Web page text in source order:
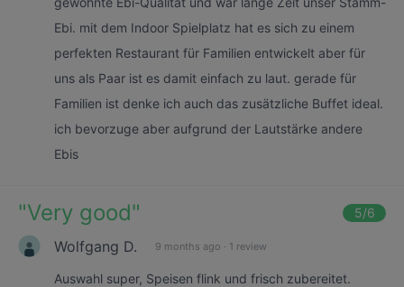
Ebi. mit dem Indoor Spielplatz hat es sich zu einem
perfekten Restaurant für Familien entwickelt aber für
uns als Paar ist es damit einfach zu laut. gerade für
Familien ist denke ich auch das zusätzliche Buffet ideal.
ich bevorzuge aber aufgrund der Lautstärke andere
Ebis
"Very good" 5/6
Wolfgang D. 9 months ago · 1 review
Auswahl super, Speisen flink und frisch zubereitet.